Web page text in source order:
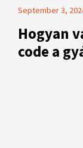
September 3,
Hogyan
code a